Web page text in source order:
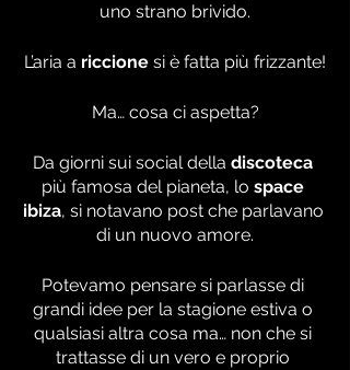
uno strano brivido.
L’aria a riccione si è fatta più frizzante!
Ma… cosa ci aspetta?
Da giorni sui social della discoteca
più famosa del pianeta, lo space
ibiza, si notavano post che parlavano
di un nuovo amore.
Potevamo pensare si parlasse di
grandi idee per la stagione estiva o
qualsiasi altra cosa ma… non che si
trattasse di un vero e proprio